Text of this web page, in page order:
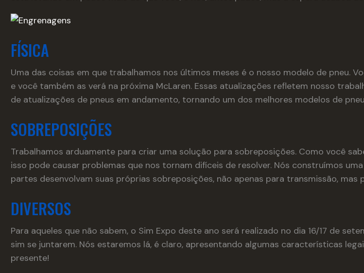
FÍSICA
Uma das coisas em que trabalhamos nos últimos meses é o nosso modelo de pneu.
e você também as verá na próxima McLaren. Essas atualizações refletem nosso
de atualizações de pneus em andamento, tornando um dos melhores modelos de
SOBREPOSIÇÕES
Trabalhamos arduamente para criar uma solução para sobreposições. Como você
isso pode causar problemas que nos tornam difíceis de resolver. Nós construímos
partes desenvolvam suas próprias sobreposições, não apenas para transmissão, mas
DIVERSOS
Para aqueles que não sabem, o Sim Expo deste ano será realizado no dia 16/17 de
sim se juntarem. Nós estaremos lá, é claro, apresentando algumas características
presente!